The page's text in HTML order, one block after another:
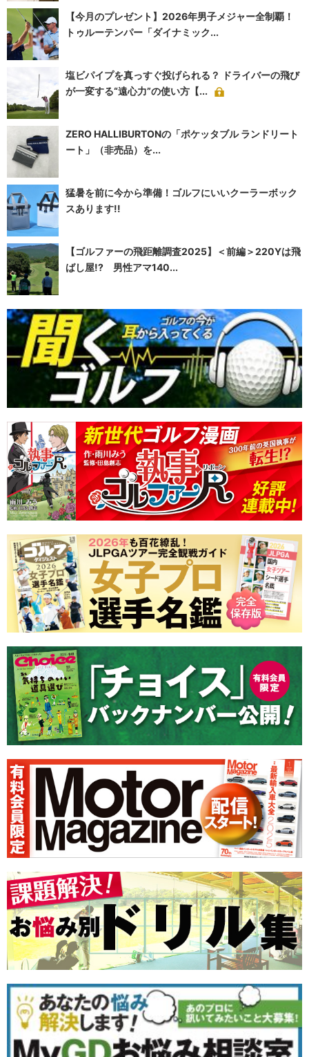
【今月のプレゼント】2026年男子メジャー全制覇！
トゥルーテンパー「ダイナミック...
塩ビパイプを真っすぐ投げられる？ ドライバーの飛び
が一変する“遠心力”の使い方【...
ZERO HALLIBURTONの「ポケッタブル ランドリート
ート」（非売品）を...
猛暑を前に今から準備！ゴルフにいいクーラーボック
スあります!!
【ゴルファーの飛距離調査2025】＜前編＞220Yは飛
ばし屋!? 男性アマ140...